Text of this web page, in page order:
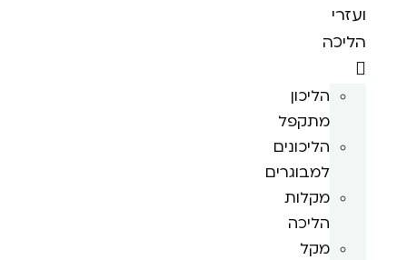
ועזרי
הליכה
הליכון
מתקפל
הליכונים
למבוגרים
מקלות
הליכה
מקל